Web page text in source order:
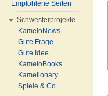
Empfohlene Seiten
Schwesterprojekte
KameloNews
Gute Frage
Gute Idee
KameloBooks
Kamelionary
Spiele & Co.